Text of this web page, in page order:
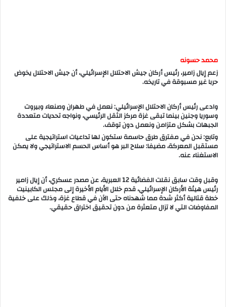
محمد حسونه
زعم إيال زامير، رئيس أركان جيش الاحتلال الإسرائيلي، أن جيش الاحتلال يخوض
حربا غير مسبوقة في تاريخه.
وادعى رئيس أركان الاحتلال الإسرائيلي: نعمل في طهران وصنعاء وبيروت
وسوريا وجنين بينما تبقى غزة مركز الثقل الرئيسي، ونواجه تحديات متعددة
الجبهات بشكل متزامن ونعمل دون توقف.
وتابع: نحن في مفترق طرق حاسمة ستكون لها تداعيات استراتيجية على
مستقبل المعركة، مضيفا: سلاح البر هو أساس الحسم الاستراتيجي ولا يمكن
الاستغناء عنه.
وقبل وقت سابق نقلت الفضائية 12 العبرية، عن مصدر عسكري، أن إيال زامير
رئيس هيئة الأركان الإسرائيلي، قدم خلال الأيام الأخيرة إلى مجلس الكابينيت
خطة قتالية أكثر شدة مما شهدناه حتى الآن في قطاع غزة، وذلك على خلفية
المفاوضات التي لا تزال متعثرة من دون تحقيق اختراق حقيقي.